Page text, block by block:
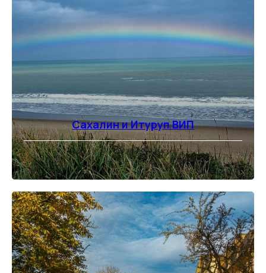
Сахалин и Итуруп ВИП